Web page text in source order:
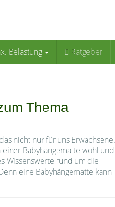
Belastung Ratgeber
Thema
nicht nur für uns Erwachsene.
Babyhängematte wohl und
Wissenswerte rund um die
eine Babyhängematte kann